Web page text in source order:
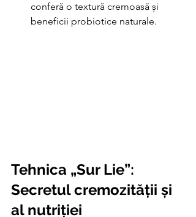
conferă o textură cremoasă și
beneficii probiotice naturale.
Tehnica „Sur Lie”:
Secretul cremozității și
al nutriției